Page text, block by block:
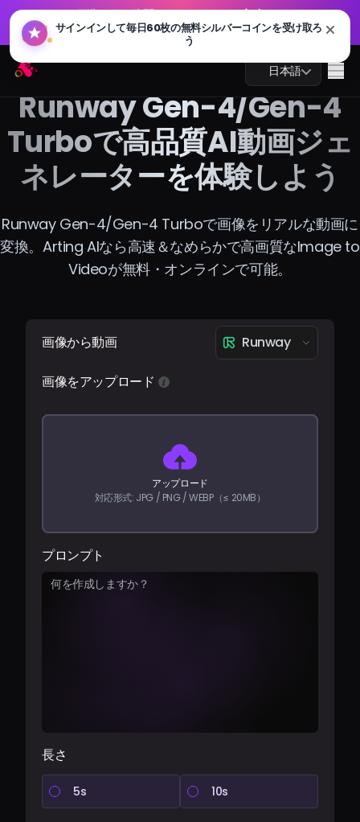
🔥
GPT 画像 2.0 が公開されました：より高速、よりスマー
ト、4K 対応。今すぐお試しください
Arting AI 日本語
AIチャット
AI画像
料金
🔥GPT 画像 2.0 が公開されました：より高速、よりスマー
Runway Gen-4/Gen-4
Turboで高品質AI動画ジェ
ネレーターを体験しよう
Runway Gen-4/Gen-4 Turboで画像をリアルな動画に
変換。Arting AIなら高速＆なめらかで高画質なImage to
Videoが無料・オンラインで可能。
画像から動画 Runway
画像をアップロード
アップロード
対応形式: JPG / PNG / WEBP（≤ 20MB）
プロンプト
長さ
5s 10s
サインインして毎日60枚の無料シルバーコインを受け取ろ
う